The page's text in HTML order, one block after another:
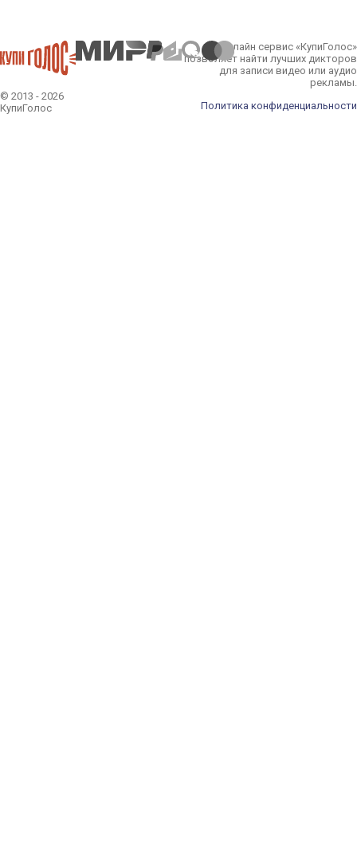
© 2013 - 2026
КупиГолос
Онлайн сервис «КупиГолос»
позволяет найти лучших дикторов
для записи видео или аудио
рекламы.
Политика конфиденциальности